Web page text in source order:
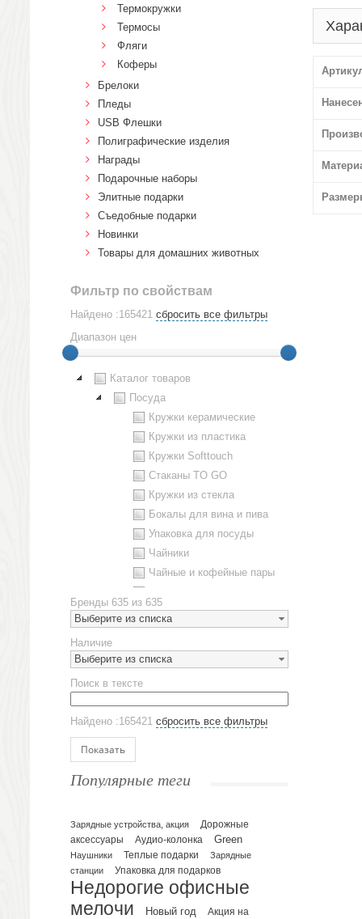
Термокружки
Термосы
Фляги
Коферы
Брелоки
Пледы
USB Флешки
Полиграфические изделия
Награды
Подарочные наборы
Элитные подарки
Cъедобные подарки
Новинки
Товары для домашних животных
Фильтр по свойствам
Найдено :165421 сбросить все фильтры
Диапазон цен
Каталог товаров
Посуда
Кружки керамические
Кружки из пластика
Кружки Softtouch
Стаканы TO GO
Кружки из стекла
Бокалы для вина и пива
Упаковка для посуды
Чайники
Чайные и кофейные пары
Наборы посуды
Предметы сервировки
Стаканы
Эко кружки
ЕВРОПОСУДА
Аксессуары
Ежедневники и блокноты
Датированные ежедневники
Планинги и телефонные книжки
Планинги датированные
Планинги недатированные
Телефонные книжки
Бренды 635 из 635
Выберите из списка
Наличие
Выберите из списка
Поиск в тексте
Найдено :165421 сбросить все фильтры
Показать
Популярные теги
Зарядные устройства, акция
Дорожные
аксессуары
Аудио-колонка Green
Наушники Теплые подарки
Зарядные
станции
Упаковка для подарков
Недорогие офисные
мелочи
Новый год
Акция на